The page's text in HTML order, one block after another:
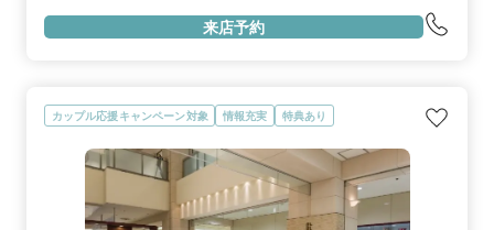
相談だけでも承っております。お気軽にご来店ください！
来店予約
カップル応援キャンペーン対象 情報充実 特典あり